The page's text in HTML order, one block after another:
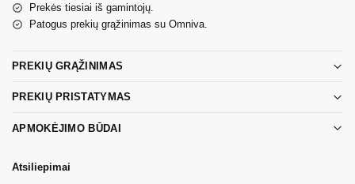
Prekės tiesiai iš gamintojų.
Patogus prekių grąžinimas su Omniva.
PREKIŲ GRĄŽINIMAS
PREKIŲ PRISTATYMAS
APMOKĖJIMO BŪDAI
Atsiliepimai